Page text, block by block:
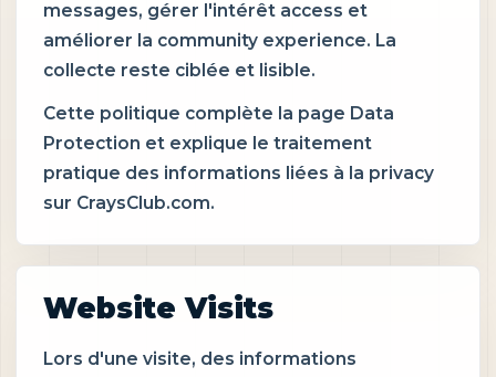
messages, gérer l'intérêt access et
améliorer la community experience. La
collecte reste ciblée et lisible.
Cette politique complète la page Data
Protection et explique le traitement
pratique des informations liées à la privacy
sur CraysClub.com.
Website Visits
Lors d'une visite, des informations